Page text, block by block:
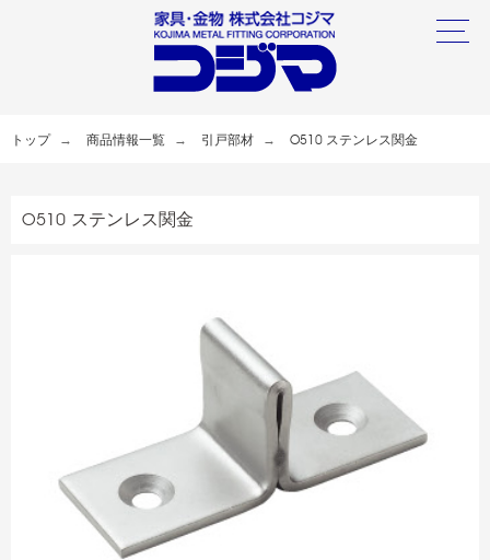
トップ 商品情報一覧 引戸部材 O510 ステンレス関金
O510 ステンレス関金